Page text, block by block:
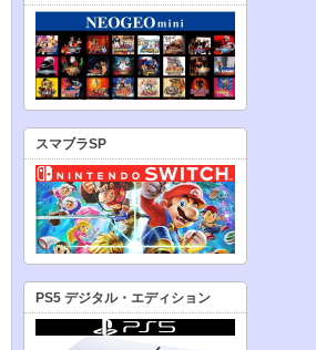
スマブラSP
PS5 デジタル・エディション